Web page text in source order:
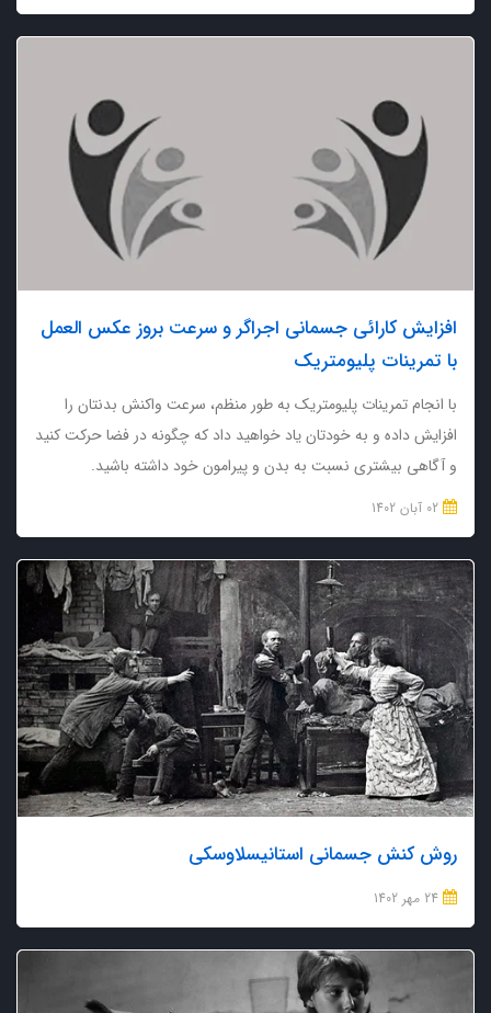
افزایش کارائی جسمانی اجراگر و سرعت بروز عکس العمل
با تمرینات پلیومتریک
با انجام تمرینات پلیومتریک به طور منظم، سرعت واکنش بدنتان را
افزایش داده و به خودتان یاد خواهید داد که چگونه در فضا حرکت کنید
و آگاهی بیشتری نسبت به بدن و پیرامون خود داشته باشید.
روش کنش جسمانی استانیسلاوسکی